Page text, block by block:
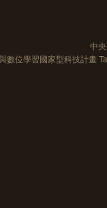
中
數位學習國家型科技計畫